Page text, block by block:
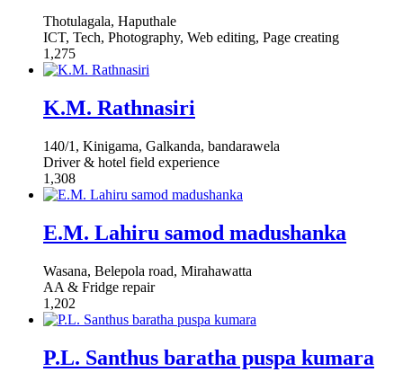
Thotulagala, Haputhale
ICT, Tech, Photography, Web editing, Page creating
1,275
K.M. Rathnasiri
140/1, Kinigama, Galkanda, bandarawela
Driver & hotel field experience
1,308
E.M. Lahiru samod madushanka
Wasana, Belepola road, Mirahawatta
AA & Fridge repair
1,202
P.L. Santhus baratha puspa kumara